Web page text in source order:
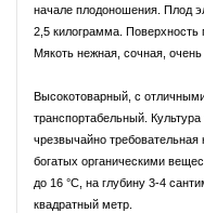
начале плодоношения. Плод
2,5 килограмма. Поверхность
Мякоть нежная, сочная,
Высокотоварный, с
транспортабельный.
чрезвычайно требовательная
богатых органическими
до 16 °C, на глубину 3-4
квадратный метр.